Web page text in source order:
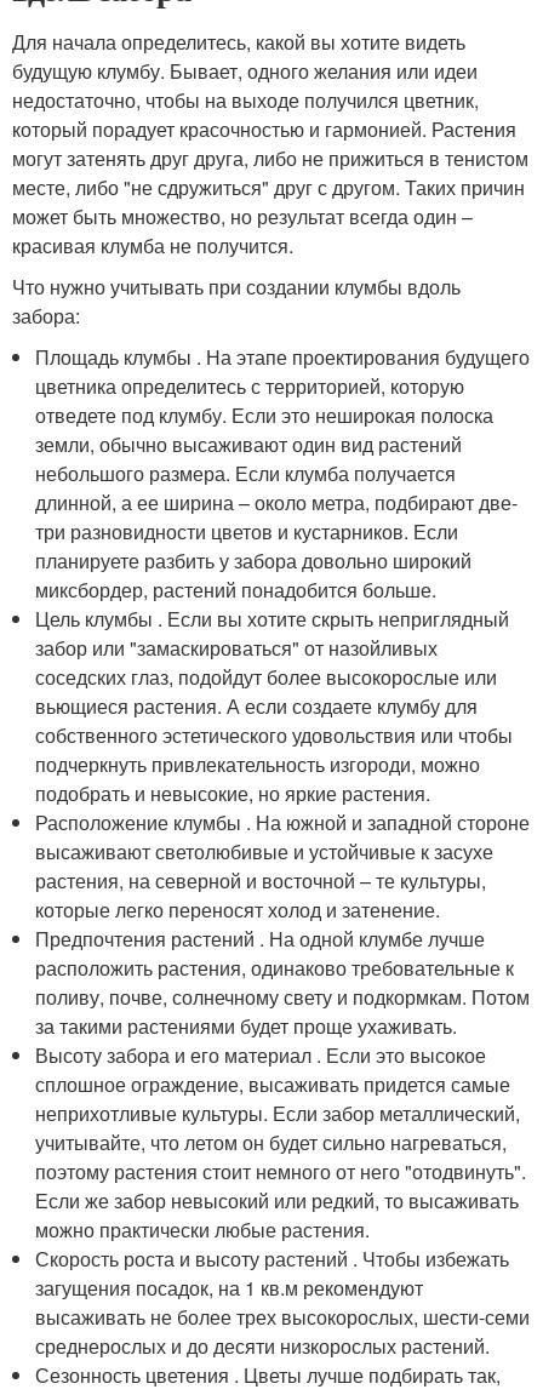
Для начала определитесь, какой вы хотите видеть
будущую клумбу. Бывает, одного желания или идеи
недостаточно, чтобы на выходе получился цветник,
который порадует красочностью и гармонией. Растения
могут затенять друг друга, либо не прижиться в тенистом
месте, либо "не сдружиться" друг с другом. Таких причин
может быть множество, но результат всегда один –
красивая клумба не получится.
Что нужно учитывать при создании клумбы вдоль
забора:
Площадь клумбы . На этапе проектирования будущего
цветника определитесь с территорией, которую
отведете под клумбу. Если это неширокая полоска
земли, обычно высаживают один вид растений
небольшого размера. Если клумба получается
длинной, а ее ширина – около метра, подбирают две-
три разновидности цветов и кустарников. Если
планируете разбить у забора довольно широкий
миксбордер, растений понадобится больше.
Цель клумбы . Если вы хотите скрыть неприглядный
забор или "замаскироваться" от назойливых
соседских глаз, подойдут более высокорослые или
вьющиеся растения. А если создаете клумбу для
собственного эстетического удовольствия или чтобы
подчеркнуть привлекательность изгороди, можно
подобрать и невысокие, но яркие растения.
Расположение клумбы . На южной и западной стороне
высаживают светолюбивые и устойчивые к засухе
растения, на северной и восточной – те культуры,
которые легко переносят холод и затенение.
Предпочтения растений . На одной клумбе лучше
расположить растения, одинаково требовательные к
поливу, почве, солнечному свету и подкормкам. Потом
за такими растениями будет проще ухаживать.
Высоту забора и его материал . Если это высокое
сплошное ограждение, высаживать придется самые
неприхотливые культуры. Если забор металлический,
учитывайте, что летом он будет сильно нагреваться,
поэтому растения стоит немного от него "отодвинуть".
Если же забор невысокий или редкий, то высаживать
можно практически любые растения.
Скорость роста и высоту растений . Чтобы избежать
загущения посадок, на 1 кв.м рекомендуют
высаживать не более трех высокорослых, шести-семи
среднерослых и до десяти низкорослых растений.
Сезонность цветения . Цветы лучше подбирать так,